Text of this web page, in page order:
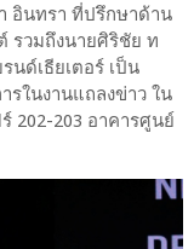
อินทรา ที่ปรึกษาด้าน
รวมถึงนายศิริชัย ท
ด์เธียเตอร์ เป็น
รในงานแถลงข่าว ใน
202-203 อาคารศูนย์